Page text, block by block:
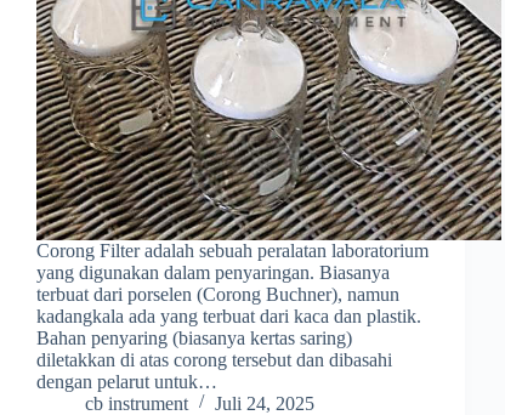
Corong Filter adalah sebuah peralatan laboratorium
yang digunakan dalam penyaringan. Biasanya
terbuat dari porselen (Corong Buchner), namun
kadangkala ada yang terbuat dari kaca dan plastik.
Bahan penyaring (biasanya kertas saring)
diletakkan di atas corong tersebut dan dibasahi
dengan pelarut untuk…
cb instrument
Juli 24, 2025